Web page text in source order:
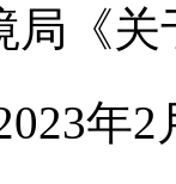
局《
年